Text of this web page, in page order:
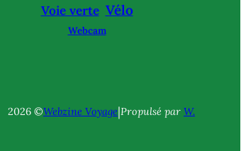
Voie verte Vélo
Webcam
2026 ©Webzine Voyage|Propulsé par W.